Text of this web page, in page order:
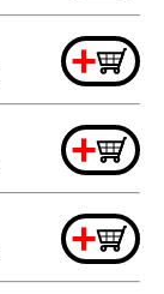
+
+
+